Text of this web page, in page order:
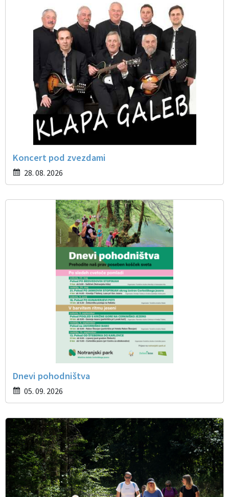
Koncert pod zvezdami
28. 08. 2026
Dnevi pohodništva
05. 09. 2026